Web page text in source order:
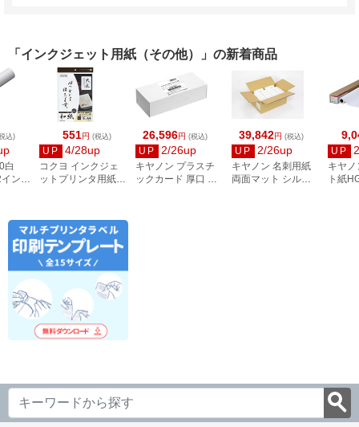
「インクジェット用紙（その他）」の新着商品
551円 (税込)
UP 4/28up
コクヨ インクジェ
ットプリンタ用紙
26,596円 (税込)
UP 2/26up
キヤノン プラスチ
ックカード 厚口 両
39,842円 (税込)
UP 2/26up
キヤノン 名刺用紙
両面マット シルク
UP
キヤ
ト紙
込)
白
ンチ